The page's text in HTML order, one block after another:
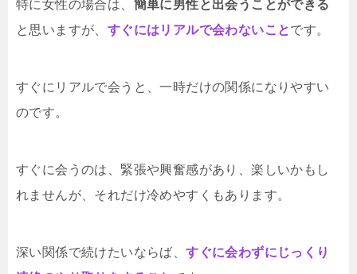
特に女性の場合は、 簡単に男性と出会うことができる
と思いますが、 すぐにはリアルで会わないことです。
すぐにリアルで会うと、一時だけの関係になりやすい
のです。
すぐに会うのは、緊張や興奮感があり、楽しいかもし
れませんが、それだけ冷めやすくもあります。
深い関係で続けたいならば、すぐに会わずにじっくり